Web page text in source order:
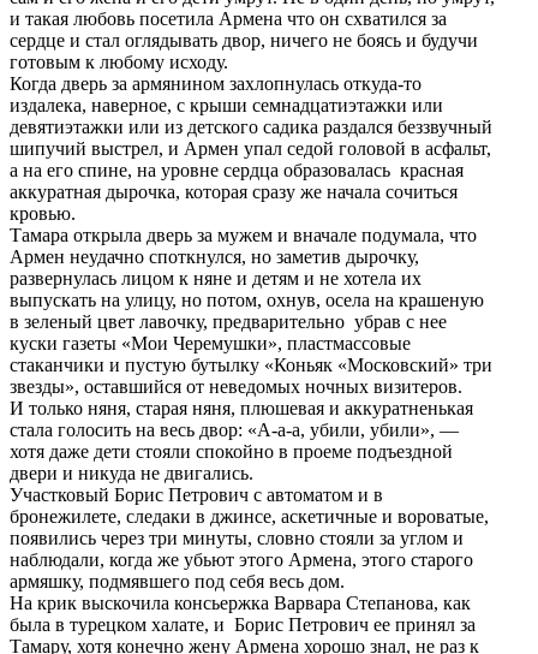
и такая любовь посетила Армена что он схватился за
сердце и стал оглядывать двор, ничего не боясь и будучи
готовым к любому исходу.
Когда дверь за армянином захлопнулась откуда-то
издалека, наверное, с крыши семнадцатиэтажки или
девятиэтажки или из детского садика раздался беззвучный
шипучий выстрел, и Армен упал седой головой в асфальт,
а на его спине, на уровне сердца образовалась красная
аккуратная дырочка, которая сразу же начала сочиться
кровью.
Тамара открыла дверь за мужем и вначале подумала, что
Армен неудачно споткнулся, но заметив дырочку,
развернулась лицом к няне и детям и не хотела их
выпускать на улицу, но потом, охнув, осела на крашеную
в зеленый цвет лавочку, предварительно убрав с нее
куски газеты «Мои Черемушки», пластмассовые
стаканчики и пустую бутылку «Коньяк «Московский» три
звезды», оставшийся от неведомых ночных визитеров.
И только няня, старая няня, плюшевая и аккуратненькая
стала голосить на весь двор: «А-а-а, убили, убили», —
хотя даже дети стояли спокойно в проеме подъездной
двери и никуда не двигались.
Участковый Борис Петрович с автоматом и в
бронежилете, следаки в джинсе, аскетичные и вороватые,
появились через три минуты, словно стояли за углом и
наблюдали, когда же убьют этого Армена, этого старого
армяшку, подмявшего под себя весь дом.
На крик выскочила консьержка Варвара Степанова, как
была в турецком халате, и Борис Петрович ее принял за
Тамару, хотя конечно жену Армена хорошо знал, не раз к